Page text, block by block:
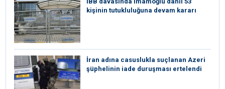
kişinin tutukluluğuna devam kararı
İran adına casuslukla suçlanan Azeri
şüphelinin iade duruşması ertelendi